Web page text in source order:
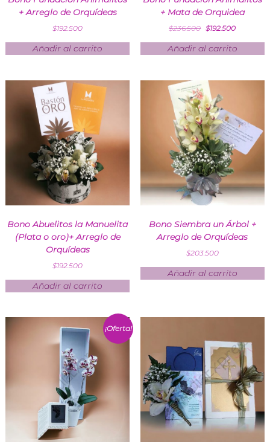
+ Arreglo de Orquídeas
$192.500
Añadir al carrito
+ Mata de Orquidea
$236.500 $192.500
Añadir al carrito
Bono Abuelitos la Manuelita
(Plata o oro)+ Arreglo de
Orquídeas
$192.500
Añadir al carrito
Bono Siembra un Árbol +
Arreglo de Orquídeas
$203.500
Añadir al carrito
¡Oferta!